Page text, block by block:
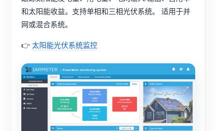
和太阳能收益。支持单相和三相光伏系统。 适用于并
网或混合系统。
👉 太阳能光伏系统监控